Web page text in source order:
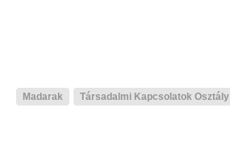
Madarak Társadalmi Kapcsolatok Osztály